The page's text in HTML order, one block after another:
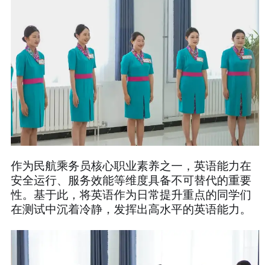
作为民航乘务员核心职业素养之一，英语能力在
安全运行、服务效能等维度具备不可替代的重要
性。基于此，将英语作为日常提升重点的同学们
在测试中沉着冷静，发挥出高水平的英语能力。